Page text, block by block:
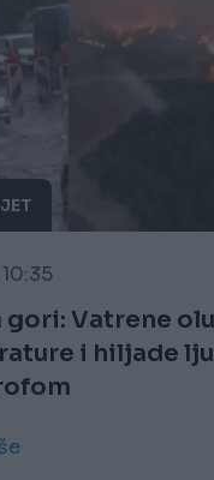
gori: Vatrene
i hiljade